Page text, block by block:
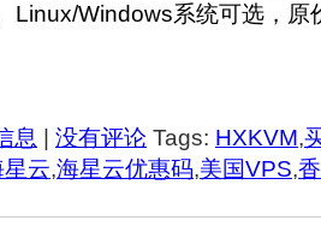
Linux/Windows系统可选，原
息 | 没有评论 Tags: HXKVM,
星云,海星云优惠码,美国VPS,